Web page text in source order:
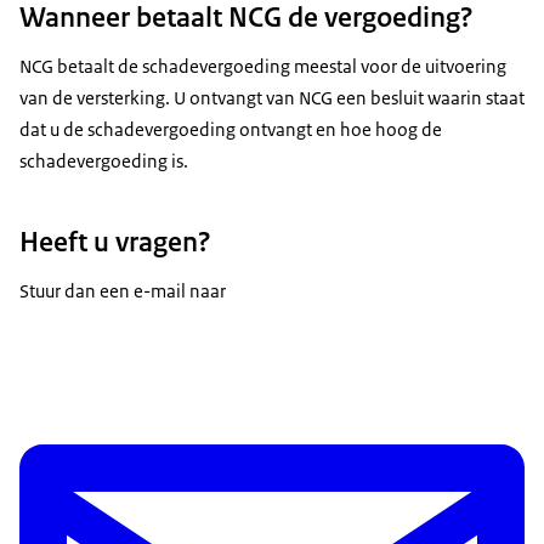
Geldt dit niet voor u? Dan regelt uw
woningcorporatie de uitbetaling van de vergoeding.
De meeste huurders ontvangen de vergoeding in de
tweede helft van 2026. Een klein deel van de huurders
ontvangt de vergoeding later. Het doel is dat alle
halverwege 2027 ontvangen.
De vergoeding is niet voor:
Wanneer betaalt NCG de vergoeding?
NCG betaalt de schadevergoeding meestal voor de uitvoering
van de versterking. U ontvangt van NCG een besluit waarin staat
dat u de schadevergoeding ontvangt en hoe hoog de
schadevergoeding is.
Heeft u vragen?
Stuur dan een e-mail naar